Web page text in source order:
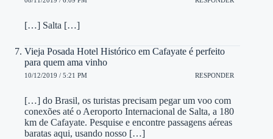
[…] Salta […]
Vieja Posada Hotel Histórico em Cafayate é perfeito
para quem ama vinho
10/12/2019 / 5:21 PM RESPONDER
[…] do Brasil, os turistas precisam pegar um voo com
conexões até o Aeroporto Internacional de Salta, a 180
km de Cafayate. Pesquise e encontre passagens aéreas
baratas aqui, usando nosso […]